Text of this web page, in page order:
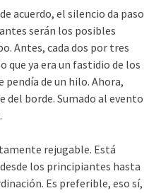
acuerdo, el silencio da paso
serán los posibles
Antes, cada dos por tres
que ya era un fastidio de los
pendía de un hilo. Ahora,
del borde. Sumado al evento
rejugable. Está
los principiantes hasta
Es preferible, eso sí,